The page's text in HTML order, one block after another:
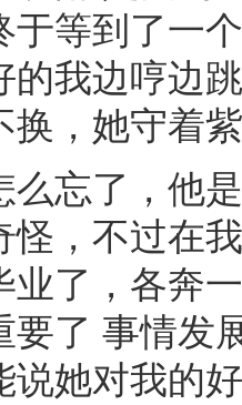
于等到了一
的我边哼边
换，她守着
么忘了，他
怪，不过在
业了，各奔
要了 事情发
说她对我的